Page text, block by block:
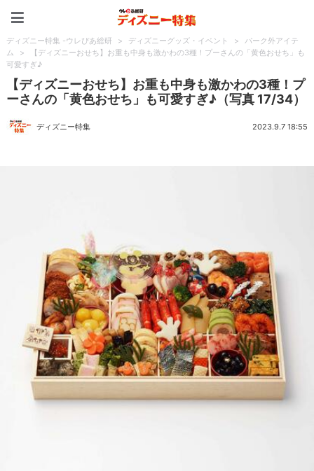
ディズニー特集 -ウレぴあ総研 > ディズニーグッズ・イベント >
パーク外アイテ
ム
>
【ディズニーおせち】お重も中身も激かわの3種！プーさんの「黄色おせち」も
可愛すぎ♪
【ディズニーおせち】お重も中身も激かわの3種！プ
ーさんの「黄色おせち」も可愛すぎ♪（写真 17/34）
ディズニー特集 2023.9.7 18:55